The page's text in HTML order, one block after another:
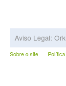
Aviso Legal:
Sobre o site